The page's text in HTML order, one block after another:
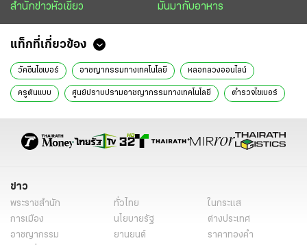
สำนักข่าวหัวเขียว มันมากับอาหาร
แท็กที่เกี่ยวข้อง
วัคซีนไซเบอร์ อาชญากรรมทางเทคโนโลยี หลอกลวงออนไลน์
ครูต้นแบบ ศูนย์ปราบปรามอาชญากรรมทางเทคโนโลยี ตำรวจไซเบอร์
ข่าววันนี้ ไทยรัฐฉบับพิมพ์
ข่าว
พระราชสำนัก ทั่วไทย
ในกระแส
การเมือง
นโยบายรัฐ
ต่างประเทศ
อาชญากรรม
ยานยนต์
ราคาทองคำ